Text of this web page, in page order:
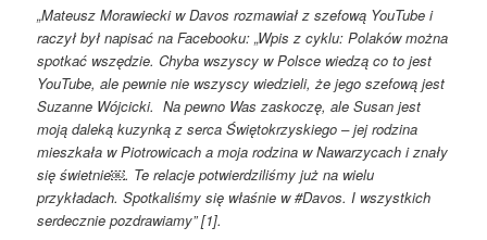
„Mateusz Morawiecki w Davos rozmawiał z szefową YouTube i
raczył był napisać na Facebooku: „Wpis z cyklu: Polaków można
spotkać wszędzie. Chyba wszyscy w Polsce wiedzą co to jest
YouTube, ale pewnie nie wszyscy wiedzieli, że jego szefową jest
Suzanne Wójcicki. Na pewno Was zaskoczę, ale Susan jest
moją daleką kuzynką z serca Świętokrzyskiego – jej rodzina
mieszkała w Piotrowicach a moja rodzina w Nawarzycach i znały
się świetnie￼. Te relacje potwierdziliśmy już na wielu
przykładach. Spotkaliśmy się właśnie w #Davos. I wszystkich
serdecznie pozdrawiamy” [1].